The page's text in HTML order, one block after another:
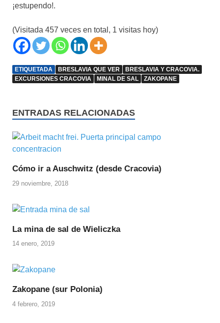
¡estupendo!.
(Visitada 457 veces en total, 1 visitas hoy)
ETIQUETADA BRESLAVIA QUE VER
BRESLAVIA Y CRACOVIA.
EXCURSIONES CRACOVIA
MINAL DE SAL ZAKOPANE
ENTRADAS RELACIONADAS
Cómo ir a Auschwitz (desde Cracovia)
29 noviembre, 2018
La mina de sal de Wieliczka
14 enero, 2019
Zakopane (sur Polonia)
4 febrero, 2019